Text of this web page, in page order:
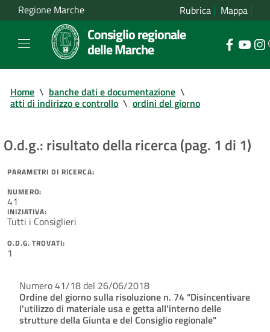
Regione Marche Rubrica Mappa
Consiglio regionale
delle Marche
Home \ banche dati e documentazione \
atti di indirizzo e controllo \ ordini del giorno
O.d.g.: risultato della ricerca (pag. 1 di 1)
PARAMETRI DI RICERCA:
NUMERO:
41
INIZIATIVA:
Tutti i Consiglieri
O.D.G. TROVATI:
1
Numero 41/18 del 26/06/2018
Ordine del giorno sulla risoluzione n. 74 "Disincentivare
l'utilizzo di materiale usa e getta all'interno delle
strutture della Giunta e del Consiglio regionale"